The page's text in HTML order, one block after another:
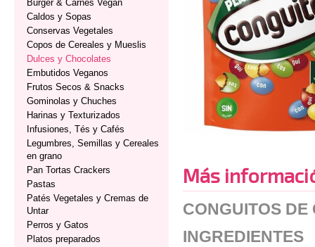
Burger & Carnes Vegan
Caldos y Sopas
Conservas Vegetales
Copos de Cereales y Mueslis
Dulces y Chocolates
Embutidos Veganos
Frutos Secos & Snacks
Gominolas y Chuches
Harinas y Texturizados
Infusiones, Tés y Cafés
Legumbres, Semillas y Cereales
en grano
Pan Tortas Crackers
Pastas
Patés Vegetales y Cremas de
Untar
Perros y Gatos
Platos preparados
Más
CONGUITOS DE
INGREDIENTES